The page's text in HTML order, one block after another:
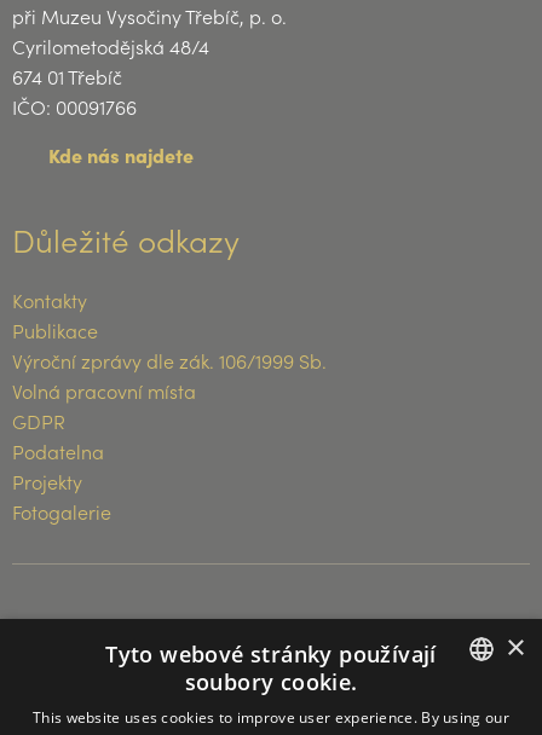
při Muzeu Vysočiny Třebíč, p. o.
Cyrilometodějská 48/4
674 01 Třebíč
IČO: 00091766
Kde nás najdete
Důležité odkazy
Kontakty
Publikace
Výroční zprávy dle zák. 106/1999 Sb.
Volná pracovní místa
GDPR
Podatelna
Projekty
Fotogalerie
© 2026 Muzeum Vysočiny Třebíč
CZECH
×
Tyto webové stránky používají
soubory cookie.
This website uses cookies to improve user experience. By using our